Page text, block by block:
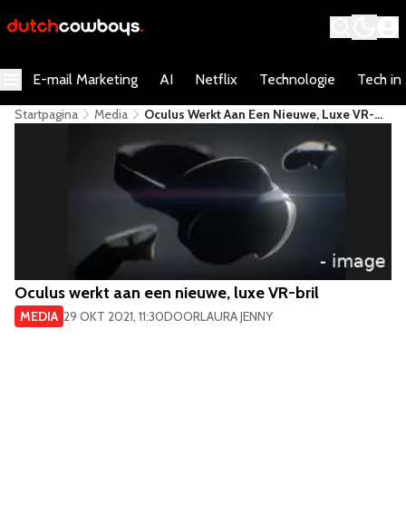
E-mail Marketing AI Netflix Technologie Tech in
Startpagina Media
​Oculus Werkt Aan Een Nieuwe, Luxe VR-
​Oculus werkt aan een nieuwe, luxe VR-bril
MEDIA 29 OKT 2021, 11:30DOORLAURA JENNY